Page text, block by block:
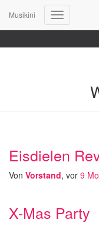
Musikini
Navigation
Eisdielen
Von Vorstand, vor 9
X-Mas Party